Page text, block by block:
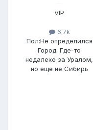
VIP
6.7k
Пол:Не определился
Город: Где-то
недалеко за Уралом,
но еще не Сибирь